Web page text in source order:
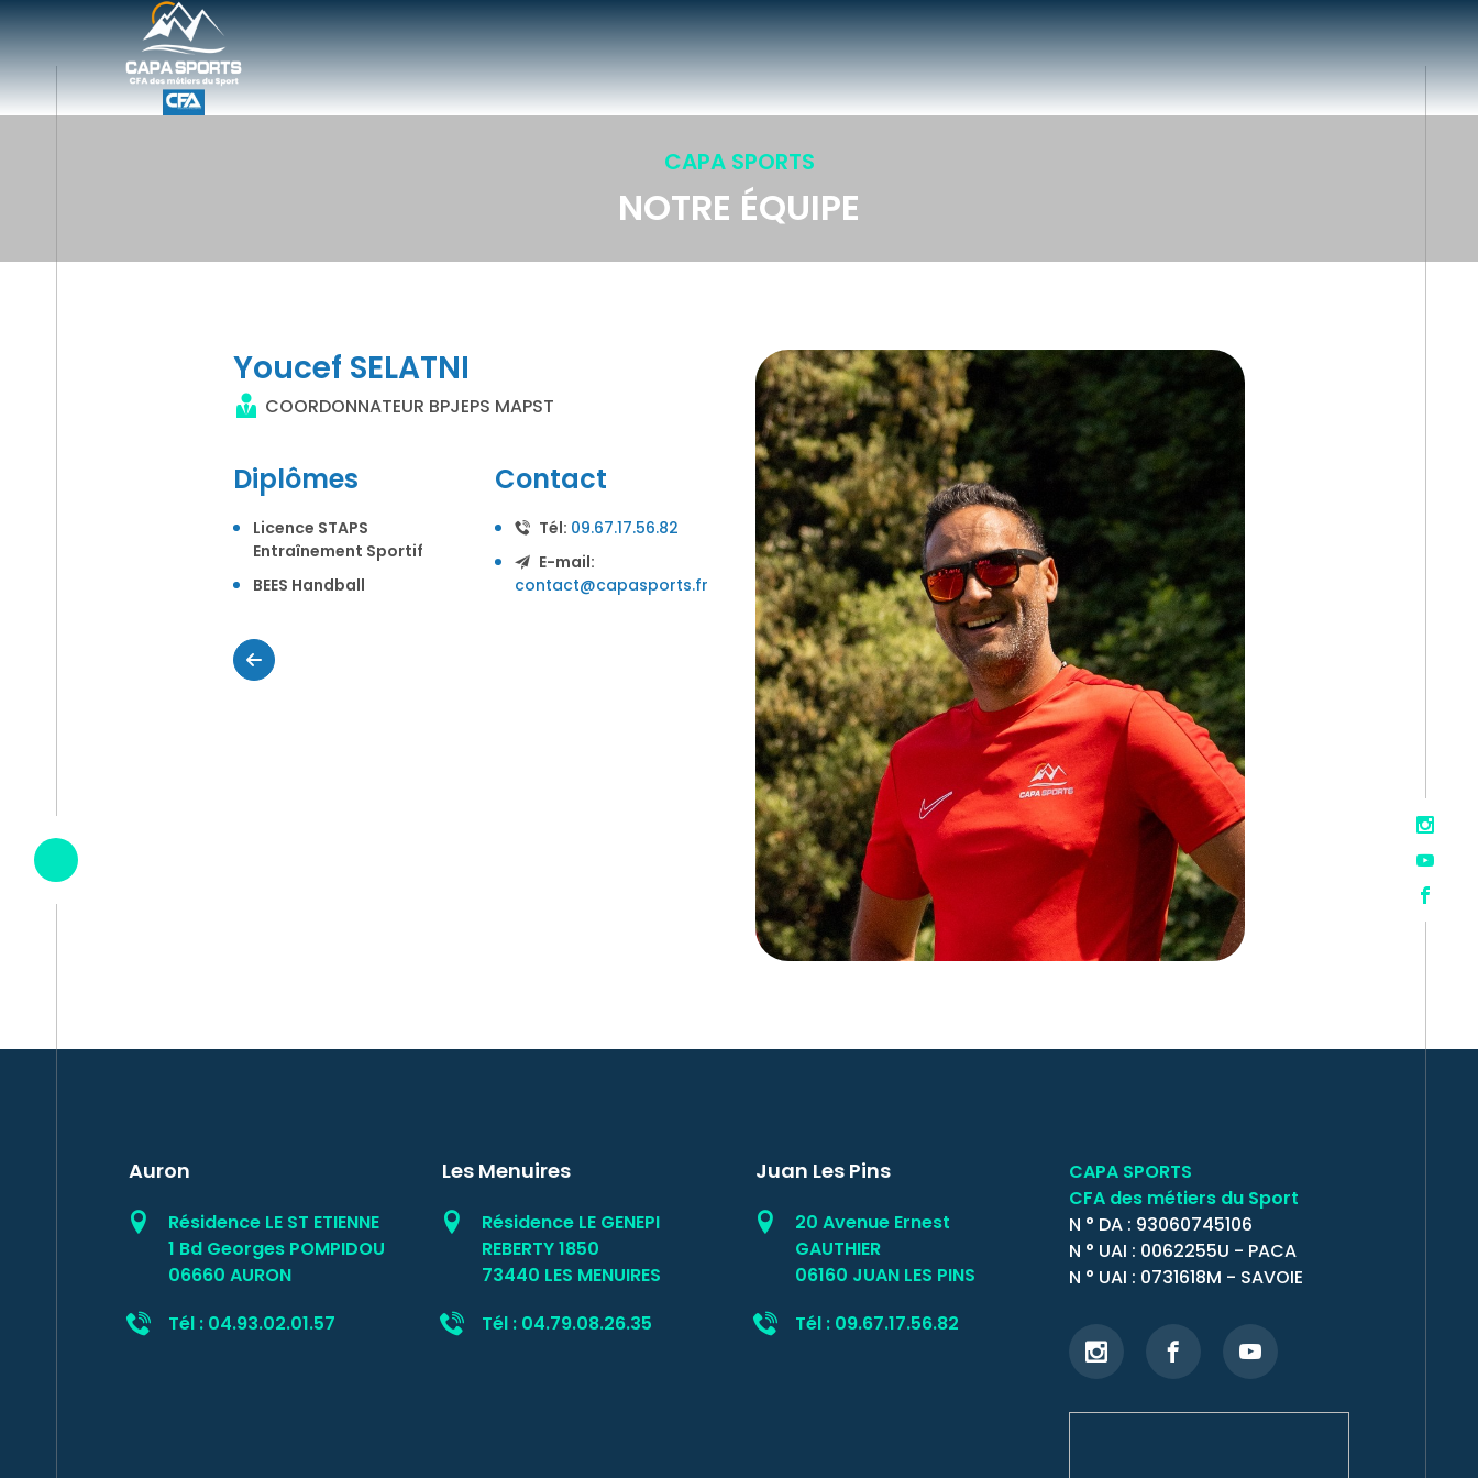
CAPA SPORTS
NOTRE ÉQUIPE
Youcef SELATNI
COORDONNATEUR BPJEPS MAPST
Diplômes
Licence STAPS
Entraînement Sportif
BEES Handball
Contact
Tél: 09.67.17.56.82
E-mail:
contact@capasports.fr
Auron
Résidence LE ST ETIENNE
1 Bd Georges POMPIDOU
06660 AURON
Tél : 04.93.02.01.57
Les Menuires
Résidence LE GENEPI
REBERTY 1850
73440 LES MENUIRES
Tél : 04.79.08.26.35
Juan Les Pins
20 Avenue Ernest
GAUTHIER
06160 JUAN LES PINS
Tél : 09.67.17.56.82
CAPA SPORTS
CFA des métiers du Sport
N ° DA : 93060745106
N ° UAI : 0062255U - PACA
N ° UAI : 0731618M - SAVOIE